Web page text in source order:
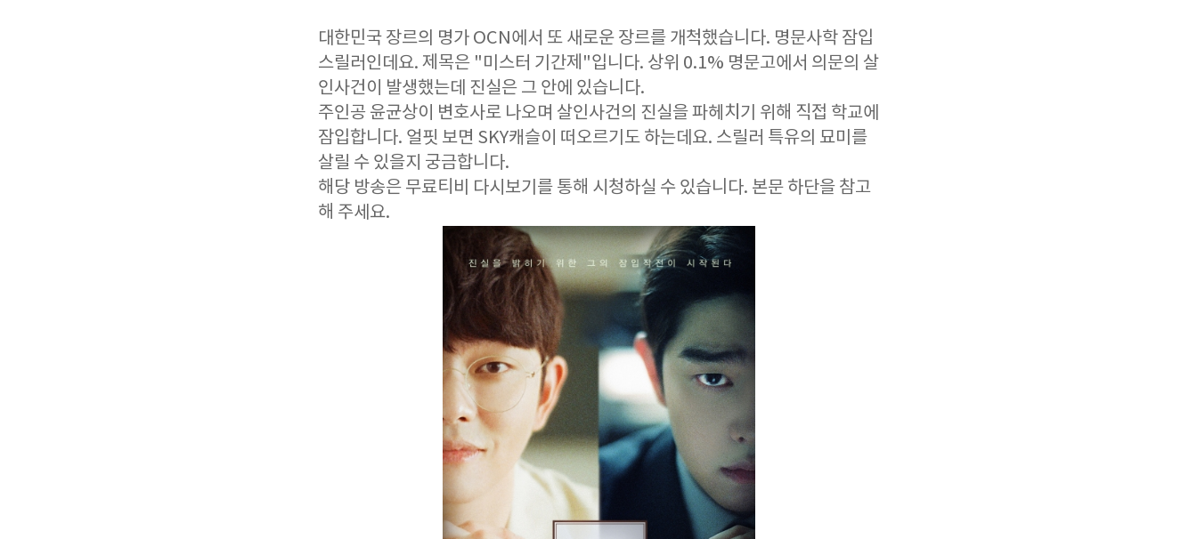
대한민국 장르의 명가 OCN에서 또 새로운 장르를 개척했습니다. 명문사학 잠입
스릴러인데요. 제목은 "미스터 기간제"입니다. 상위 0.1% 명문고에서 의문의 살
인사건이 발생했는데 진실은 그 안에 있습니다.
주인공 윤균상이 변호사로 나오며 살인사건의 진실을 파헤치기 위해 직접 학교에
잠입합니다. 얼핏 보면 SKY캐슬이 떠오르기도 하는데요. 스릴러 특유의 묘미를
살릴 수 있을지 궁금합니다.
해당 방송은 무료티비 다시보기를 통해 시청하실 수 있습니다. 본문 하단을 참고
해 주세요.